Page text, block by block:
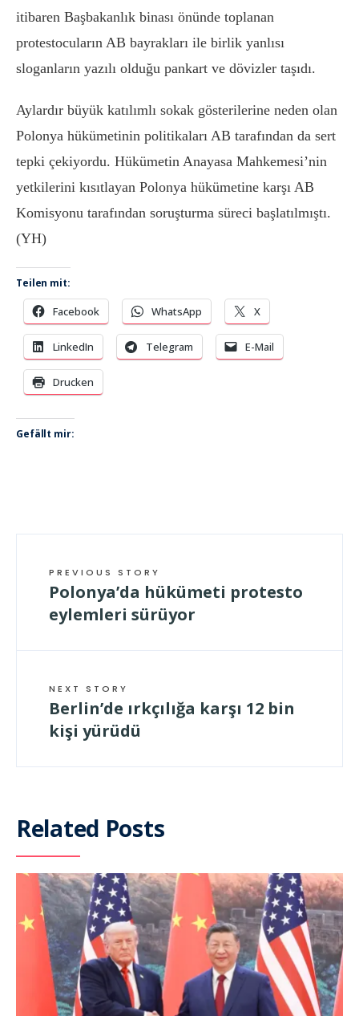
itibaren Başbakanlık binası önünde toplanan
protestocuların AB bayrakları ile birlik yanlısı
sloganların yazılı olduğu pankart ve dövizler taşıdı.
Aylardır büyük katılımlı sokak gösterilerine neden olan
Polonya hükümetinin politikaları AB tarafından da sert
tepki çekiyordu. Hükümetin Anayasa Mahkemesi’nin
yetkilerini kısıtlayan Polonya hükümetine karşı AB
Komisyonu tarafından soruşturma süreci başlatılmıştı.
(YH)
Teilen mit:
Facebook WhatsApp X
LinkedIn Telegram E-Mail
Drucken
Gefällt mir:
PREVIOUS STORY
Polonya’da hükümeti protesto
eylemleri sürüyor
NEXT STORY
Berlin’de ırkçılığa karşı 12 bin
kişi yürüdü
Related Posts